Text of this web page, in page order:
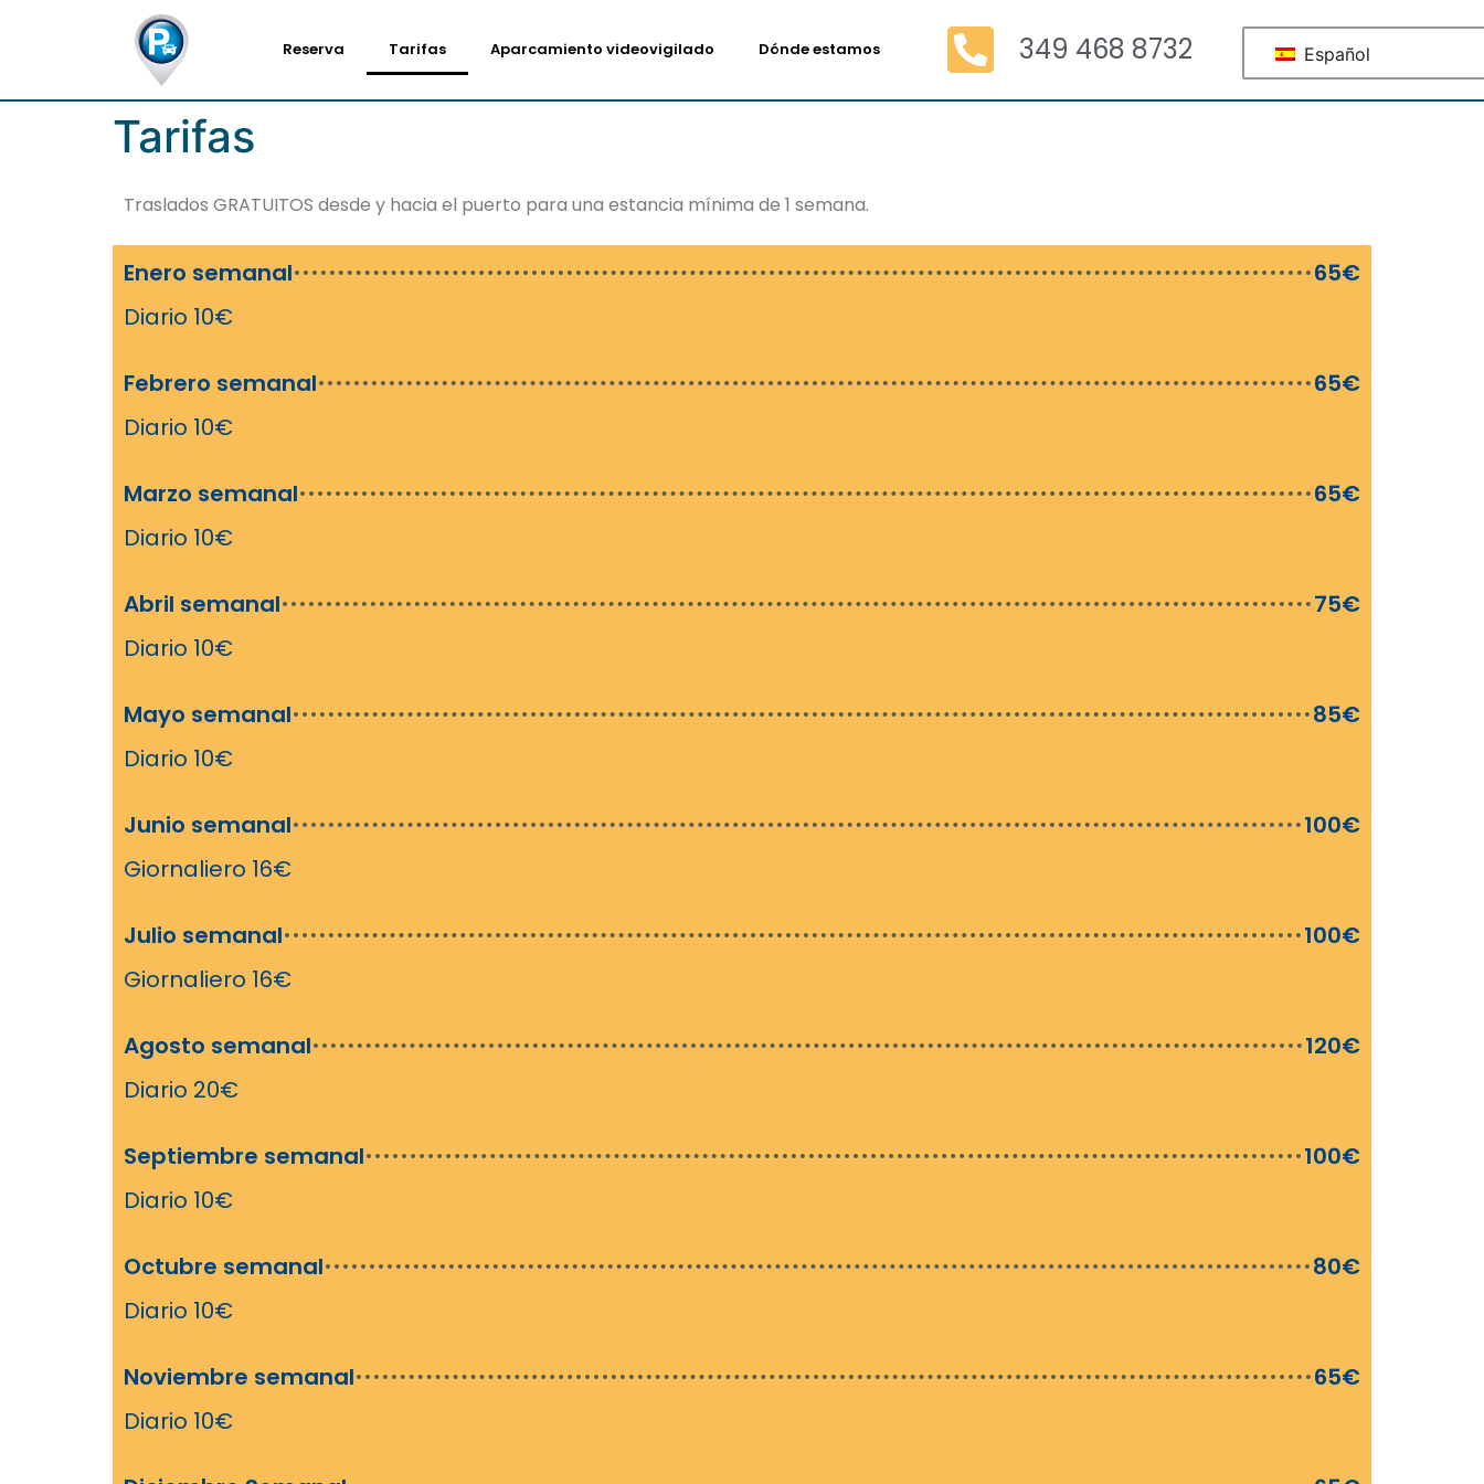
Reserva Tarifas Aparcamiento videovigilado Dónde estamos 349 468 8732 Español
Tarifas
Traslados GRATUITOS desde y hacia el puerto para una estancia mínima de 1 semana.
Enero semanal
65€
Diario 10€
Febrero semanal
65€
Diario 10€
Marzo semanal
65€
Diario 10€
Abril semanal
75€
Diario 10€
Mayo semanal
85€
Diario 10€
Junio ​​semanal
100€
Giornaliero 16€
Julio semanal
100€
Giornaliero 16€
Agosto semanal
120€
Diario 20€
Septiembre semanal
100€
Diario 10€
Octubre semanal
80€
Diario 10€
Noviembre semanal
65€
Diario 10€